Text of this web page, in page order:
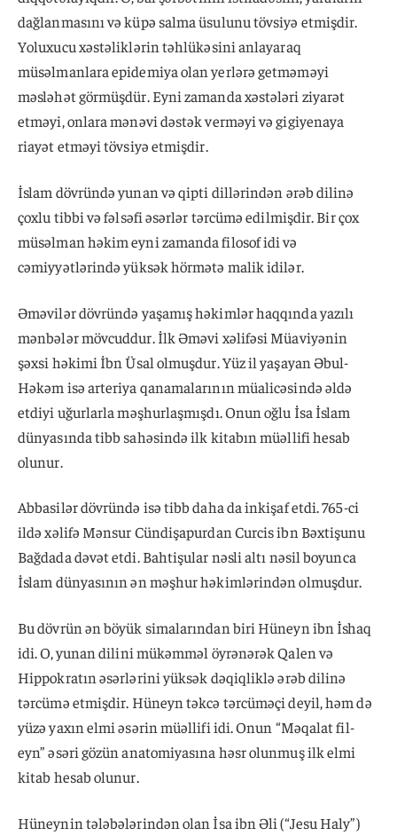
dağlanmasını və küpə salma üsulunu tövsiyə etmişdir.
Yoluxucu xəstəliklərin təhlükəsini anlayaraq
müsəlmanlara epidemiya olan yerlərə getməməyi
məsləhət görmüşdür. Eyni zamanda xəstələri ziyarət
etməyi, onlara mənəvi dəstək verməyi və gigiyenaya
riayət etməyi tövsiyə etmişdir.
İslam dövründə yunan və qipti dillərindən ərəb dilinə
çoxlu tibbi və fəlsəfi əsərlər tərcümə edilmişdir. Bir çox
müsəlman həkim eyni zamanda filosof idi və
cəmiyyətlərində yüksək hörmətə malik idilər.
Əməvilər dövründə yaşamış həkimlər haqqında yazılı
mənbələr mövcuddur. İlk Əməvi xəlifəsi Müaviyənin
şəxsi həkimi İbn Üsal olmuşdur. Yüz il yaşayan Əbul-
Həkəm isə arteriya qanamalarının müalicəsində əldə
etdiyi uğurlarla məşhurlaşmışdı. Onun oğlu İsa İslam
dünyasında tibb sahəsində ilk kitabın müəllifi hesab
olunur.
Abbasilər dövründə isə tibb daha da inkişaf etdi. 765-ci
ildə xəlifə Mənsur Cündişapurdan Curcis ibn Bəxtişunu
Bağdada dəvət etdi. Bahtişular nəsli altı nəsil boyunca
İslam dünyasının ən məşhur həkimlərindən olmuşdur.
Bu dövrün ən böyük simalarından biri Hüneyn ibn İshaq
idi. O, yunan dilini mükəmməl öyrənərək Qalen və
Hippokratın əsərlərini yüksək dəqiqliklə ərəb dilinə
tərcümə etmişdir. Hüneyn təkcə tərcüməçi deyil, həm də
yüzə yaxın elmi əsərin müəllifi idi. Onun “Məqalat fil-
eyn” əsəri gözün anatomiyasına həsr olunmuş ilk elmi
kitab hesab olunur.
Hüneynin tələbələrindən olan İsa ibn Əli (“Jesu Haly”)